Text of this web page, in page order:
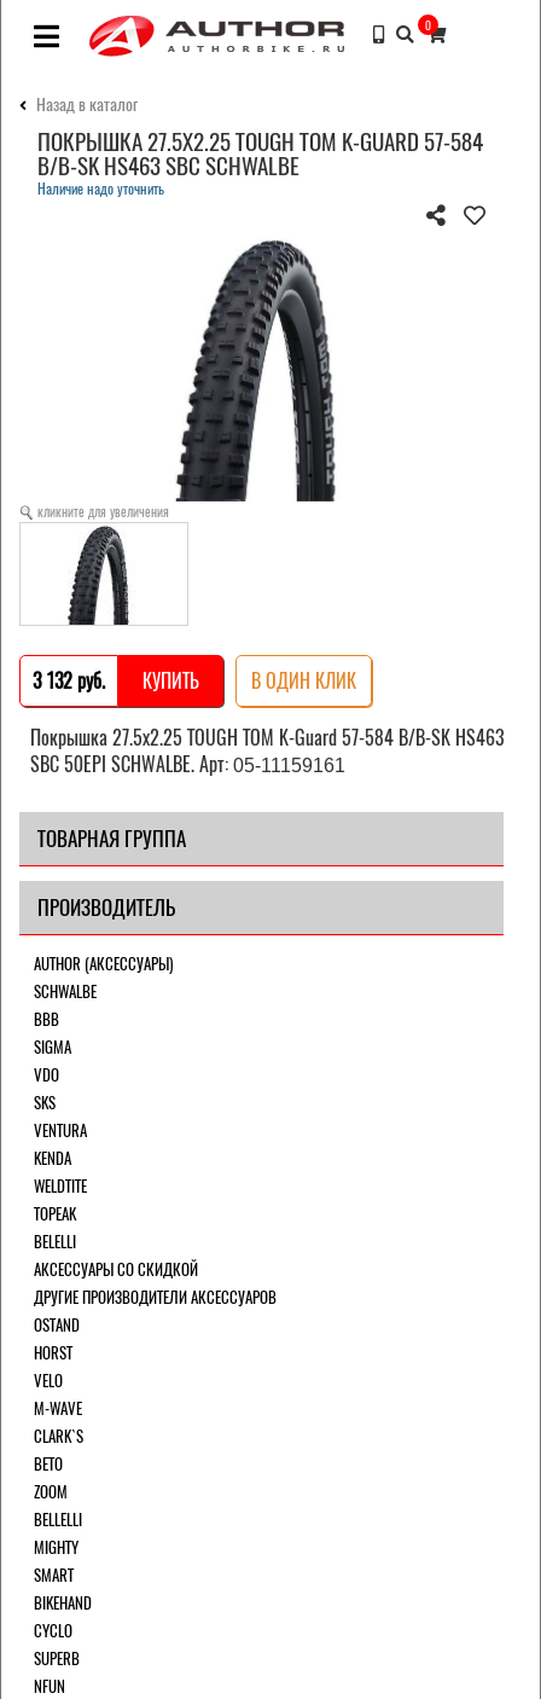
0
Назад в каталог
ПОКРЫШКА 27.5X2.25 TOUGH TOM K-GUARD 57-584
B/B-SK HS463 SBC SCHWALBE
Наличие надо уточнить
кликните для увеличения
3 132 pуб. КУПИТЬ В ОДИН КЛИК
Покрышка 27.5x2.25 TOUGH TOM K-Guard 57-584 B/B-SK HS463
SBC 50EPI SCHWALBE. Арт: 05-11159161
ТОВАРНАЯ ГРУППА
ПРОИЗВОДИТЕЛЬ
AUTHOR (АКСЕССУАРЫ)
SCHWALBE
BBB
SIGMA
VDO
SKS
VENTURA
KENDA
WELDTITE
TOPEAK
BELELLI
АКСЕССУАРЫ СО СКИДКОЙ
ДРУГИЕ ПРОИЗВОДИТЕЛИ АКСЕССУАРОВ
OSTAND
HORST
VELO
M-WAVE
CLARK`S
BETO
ZOOM
BELLELLI
MIGHTY
SMART
BIKEHAND
CYCLO
SUPERB
NFUN